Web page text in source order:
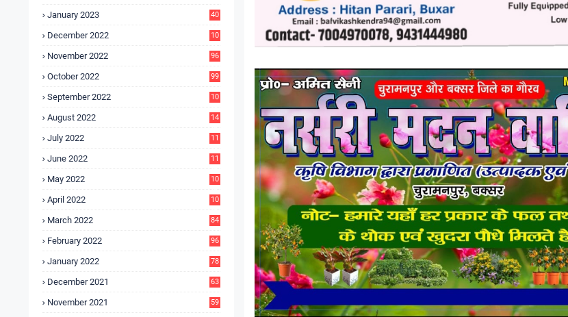
January 2023 40
December 2022
10
November 2022 96
October 2022 99
September 2022
10
August 2022
14
July 2022
11
June 2022
11
May 2022
10
April 2022
10
March 2022 84
February 2022 96
January 2022 78
December 2021 63
November 2021 59